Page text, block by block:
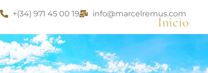
+(34) 971 45 00 19 info@marcelremus.com
Inicio